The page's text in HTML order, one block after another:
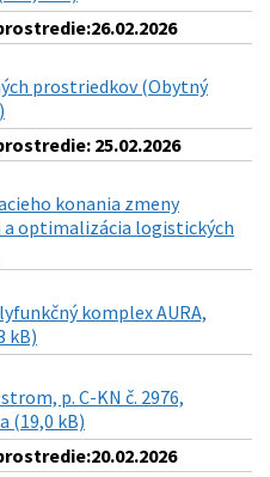
prostriedkov (Obytný
25.02.2026
konania zmeny
a optimalizácia logistických
komplex AURA,
kB)
p. C-KN č. 2976,
(19,0 kB)